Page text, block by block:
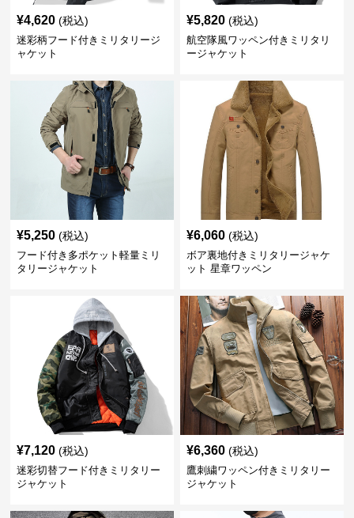
¥4,620 (税込)
迷彩柄フード付きミリタリージ
ャケット
¥5,820 (税込)
航空隊風ワッペン付きミリタリ
ージャケット
¥5,250 (税込)
フード付き多ポケット軽量ミリ
タリージャケット
¥6,060 (税込)
ボア裏地付きミリタリージャケ
ット 星章ワッペン
¥7,120 (税込)
迷彩切替フード付きミリタリー
ジャケット
¥6,360 (税込)
鷹刺繍ワッペン付きミリタリー
ジャケット